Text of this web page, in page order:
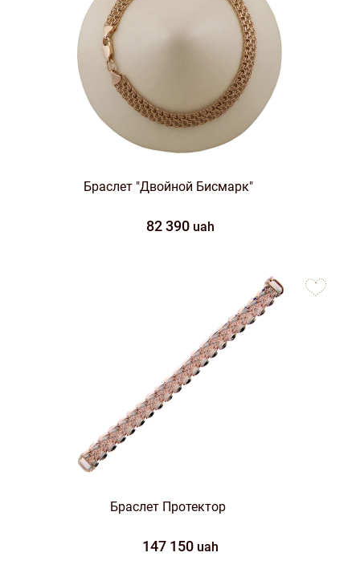
Браслет "Двойной Бисмарк"
82 390 uah
Браслет Протектор
147 150 uah
favorites